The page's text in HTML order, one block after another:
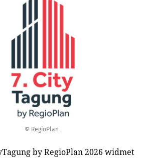
© RegioPlan
by RegioPlan 2026 widmet